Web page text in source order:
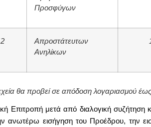
Προσφύγων
Απροστάτευτων
Ανηλίκων
θα προβεί σε απόδοση λογαριασμού
Επιτροπή μετά από διαλογική συζήτηση
ανωτέρω εισήγηση του Προέδρου, την